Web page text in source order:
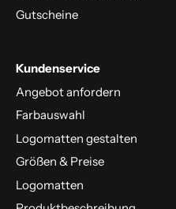
Gutscheine
Kundenservice
Angebot anfordern
Farbauswahl
Logomatten gestalten
Größen & Preise
Logomatten